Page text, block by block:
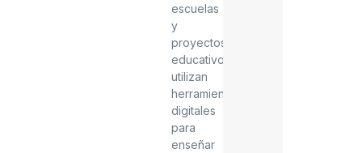
escuelas
y
proyectos
educativos
utilizan
herramientas
digitales
para
enseñar